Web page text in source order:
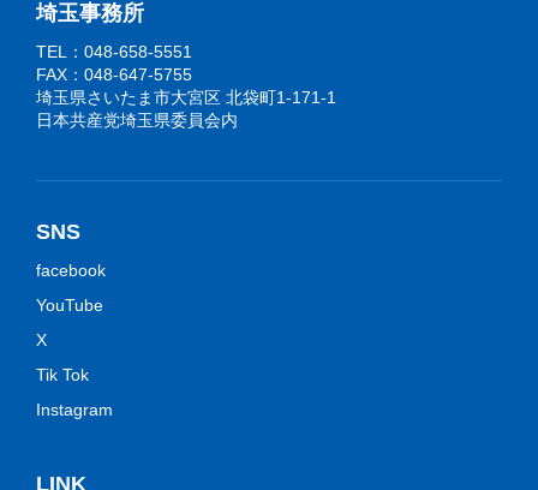
埼玉事務所
TEL：048-658-5551
FAX：048-647-5755
埼玉県さいたま市大宮区 北袋町1-171-1
日本共産党埼玉県委員会内
SNS
facebook
YouTube
X
Tik Tok
Instagram
LINK